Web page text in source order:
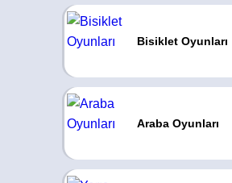
Bisiklet Oyunları
Araba Oyunları